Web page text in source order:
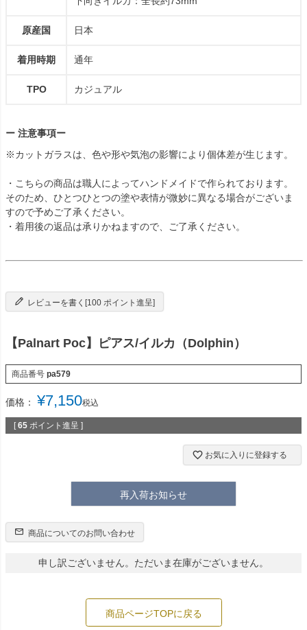
原産国 日本
着用時期 通年
TPO カジュアル
ー 注意事項ー
※カットガラスは、色や形や気泡の影響により個体差が生じます。
・こちらの商品は職人によってハンドメイドで作られております。
そのため、ひとつひとつの塗や表情が微妙に異なる場合がございま
すので予めご了承ください。
・着用後の返品は承りかねますので、ご了承ください。
レビューを書く[100 ポイント進呈]
【Palnart Poc】ピアス/イルカ（Dolphin）
商品番号 pa579
価格： ¥7,150税込
[ 65 ポイント進呈 ]
お気に入りに登録する
再入荷お知らせ
商品についてのお問い合わせ
申し訳ございません。ただいま在庫がございません。
商品ページTOPに戻る